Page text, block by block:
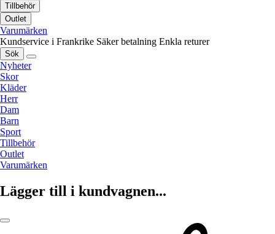
Tillbehör
Outlet
Varumärken
Kundservice i Frankrike Säker betalning Enkla returer
Sök
Nyheter
Skor
Kläder
Herr
Dam
Barn
Sport
Tillbehör
Outlet
Varumärken
Lägger till i kundvagnen...